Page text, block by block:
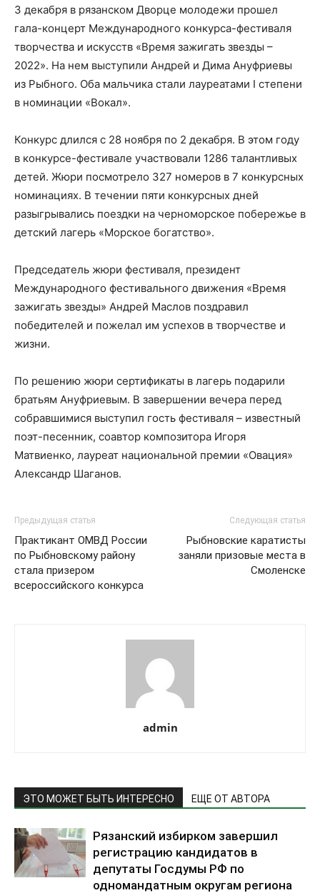
3 декабря в рязанском Дворце молодежи прошел
гала-концерт Международного конкурса-фестиваля
творчества и искусств «Время зажигать звезды –
2022». На нем выступили Андрей и Дима Ануфриевы
из Рыбного. Оба мальчика стали лауреатами I степени
в номинации «Вокал».
Конкурс длился с 28 ноября по 2 декабря. В этом году
в конкурсе-фестивале участвовали 1286 талантливых
детей. Жюри посмотрело 327 номеров в 7 конкурсных
номинациях. В течении пяти конкурсных дней
разыгрывались поездки на черноморское побережье в
детский лагерь «Морское богатство».
Председатель жюри фестиваля, президент
Международного фестивального движения «Время
зажигать звезды» Андрей Маслов поздравил
победителей и пожелал им успехов в творчестве и
жизни.
По решению жюри сертификаты в лагерь подарили
братьям Ануфриевым. В завершении вечера перед
собравшимися выступил гость фестиваля – известный
поэт-песенник, соавтор композитора Игоря
Матвиенко, лауреат национальной премии «Овация»
Александр Шаганов.
Предыдущая статья
Практикант ОМВД России
по Рыбновскому району
стала призером
всероссийского конкурса
Следующая статья
Рыбновские каратисты
заняли призовые места в
Смоленске
admin
ЭТО МОЖЕТ БЫТЬ ИНТЕРЕСНО ЕЩЕ ОТ АВТОРА
Рязанский избирком завершил
регистрацию кандидатов в
депутаты Госдумы РФ по
одномандатным округам региона